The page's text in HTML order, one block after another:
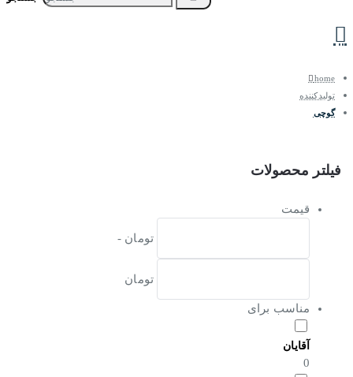
home
تولیدکننده
گوچی
فیلتر محصولات
قیمت
تومان -
تومان
مناسب برای
آقایان
0